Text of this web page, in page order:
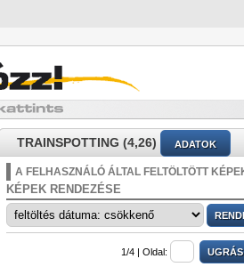
TRAINSPOTTING (4,26) ADATOK
A FELHASZNÁLÓ ÁLTAL FELTÖLTÖTT
KÉPEK RENDEZÉSE
1/4 | Oldal: